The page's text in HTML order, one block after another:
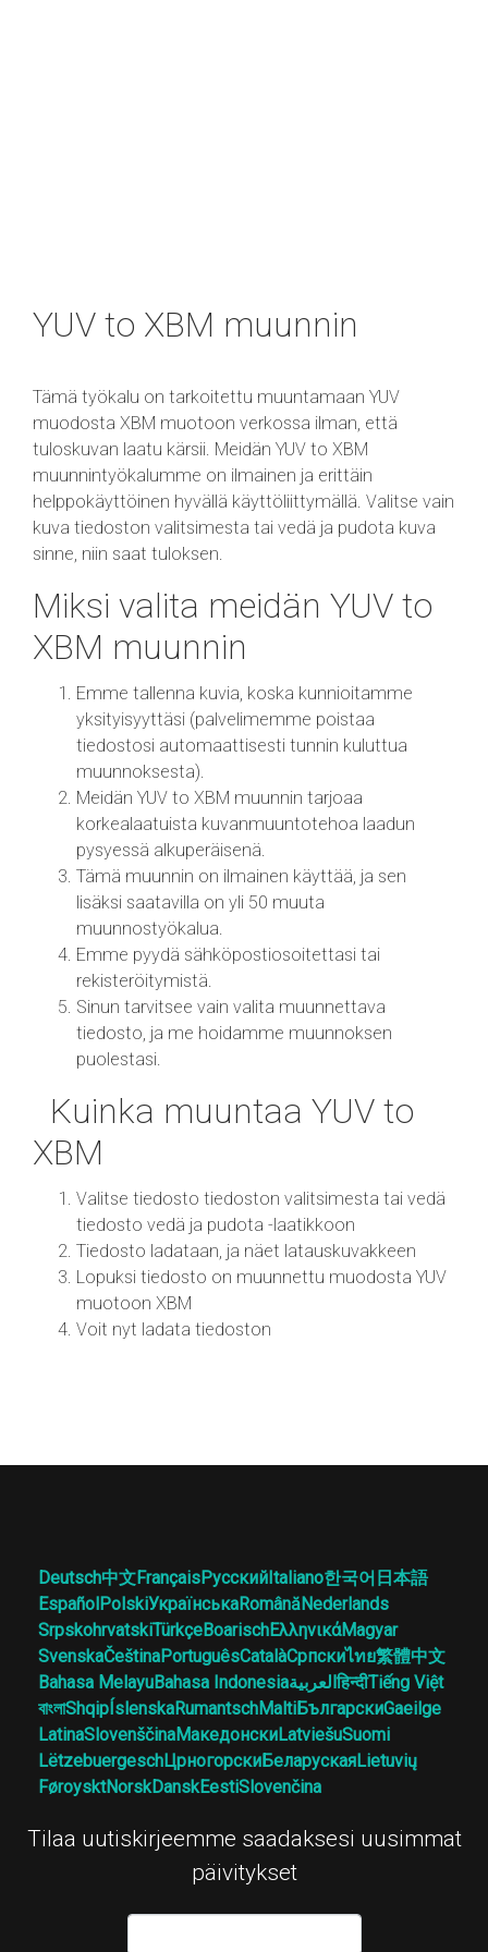
YUV to XBM muunnin
Tämä työkalu on tarkoitettu muuntamaan YUV
muodosta XBM muotoon verkossa ilman, että
tuloskuvan laatu kärsii. Meidän YUV to XBM
muunnintyökalumme on ilmainen ja erittäin
helppokäyttöinen hyvällä käyttöliittymällä. Valitse vain
kuva tiedoston valitsimesta tai vedä ja pudota kuva
sinne, niin saat tuloksen.
Miksi valita meidän YUV to
XBM muunnin
Emme tallenna kuvia, koska kunnioitamme
yksityisyyttäsi (palvelimemme poistaa
tiedostosi automaattisesti tunnin kuluttua
muunnoksesta).
Meidän YUV to XBM muunnin tarjoaa
korkealaatuista kuvanmuuntotehoa laadun
pysyessä alkuperäisenä.
Tämä muunnin on ilmainen käyttää, ja sen
lisäksi saatavilla on yli 50 muuta
muunnostyökalua.
Emme pyydä sähköpostiosoitettasi tai
rekisteröitymistä.
Sinun tarvitsee vain valita muunnettava
tiedosto, ja me hoidamme muunnoksen
puolestasi.
Kuinka muuntaa YUV to
XBM
Valitse tiedosto tiedoston valitsimesta tai vedä
tiedosto vedä ja pudota -laatikkoon
Tiedosto ladataan, ja näet latauskuvakkeen
Lopuksi tiedosto on muunnettu muodosta YUV
muotoon XBM
Voit nyt ladata tiedoston
Deutsch中文FrançaisРусскийItaliano한국어 日本語
EspañolPolskiУкраїнськаRomânăNederlands
SrpskohrvatskiTürkçeBoarischΕλληνικάMagyar
SvenskaČeštinaPortuguêsCatalàСрпскиไทย繁體中文
Bahasa MelayuBahasa Indonesiaالعربيةहिन्दीTiếng Việt
বাংলাShqipÍslenskaRumantschMaltiБългарскиGaeilge
LatinaSlovenščinaМакедонскиLatviešuSuomi
LëtzebuergeschЦрногорскиБеларускаяLietuvių
FøroysktNorskDanskEestiSlovenčina
Tilaa uutiskirjeemme saadaksesi uusimmat
päivitykset